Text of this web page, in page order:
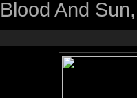
Blood And